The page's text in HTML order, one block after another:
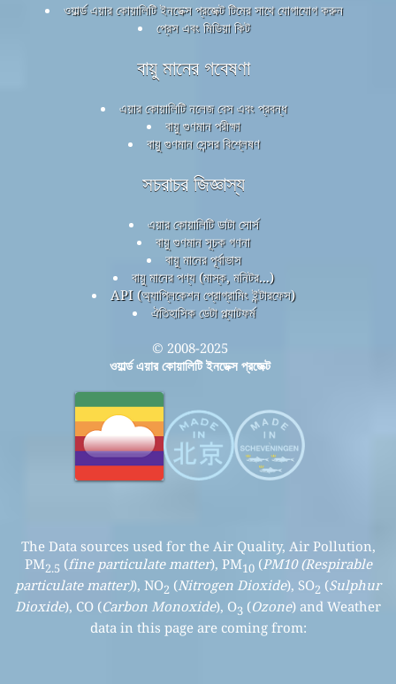
ওয়ার্ল্ড এয়ার কোয়ালিটি ইনডেক্স প্রজেক্ট টিমের সাথে যোগাযোগ করুন
প্রেস এবং মিডিয়া কিট
বায়ু মানের গবেষণা
এয়ার কোয়ালিটি নলেজ বেস এবং প্রবন্ধ
বায়ু গুণমান পরীক্ষা
বায়ু গুণমান সেন্সর বিশ্লেষণ
সচরাচর জিজ্ঞাস্য
এয়ার কোয়ালিটি ডাটা সোর্স
বায়ু গুণমান সূচক গণনা
বায়ু মানের পূর্বাভাস
বায়ু মানের পণ্য (মাস্ক, মনিটর...)
API (অ্যাপ্লিকেশন প্রোগ্রামিং ইন্টারফেস)
ঐতিহাসিক ডেটা প্ল্যাটফর্ম
© 2008-2025
ওয়ার্ল্ড এয়ার কোয়ালিটি ইনডেক্স প্রজেক্ট
The Data sources used for the Air Quality, Air Pollution,
PM2.5 (fine particulate matter), PM10(PM10 (Respirable
particulate matter)), NO2 (Nitrogen Dioxide), SO2 (Sulphur
Dioxide), CO (Carbon Monoxide), O3 (Ozone) and Weather
data in this page are coming from: